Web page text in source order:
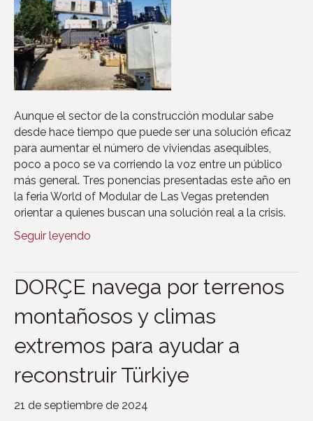
Aunque el sector de la construcción modular sabe
desde hace tiempo que puede ser una solución eficaz
para aumentar el número de viviendas asequibles,
poco a poco se va corriendo la voz entre un público
más general. Tres ponencias presentadas este año en
la feria World of Modular de Las Vegas pretenden
orientar a quienes buscan una solución real a la crisis.
Seguir leyendo
DORÇE navega por terrenos
montañosos y climas
extremos para ayudar a
reconstruir Türkiye
21 de septiembre de 2024